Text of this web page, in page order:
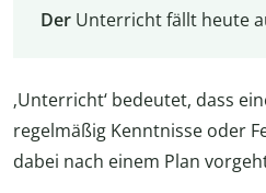
DerUnterricht fällt heute
‚Unterricht‘ bedeutet, dass
regelmäßig Kenntnisse oder
dabei nach einem Plan